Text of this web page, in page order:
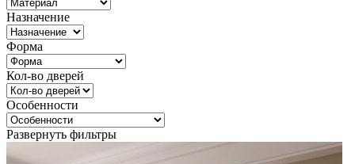
Назначение
Форма
Кол-во дверей
Особенности
Развернуть фильтры